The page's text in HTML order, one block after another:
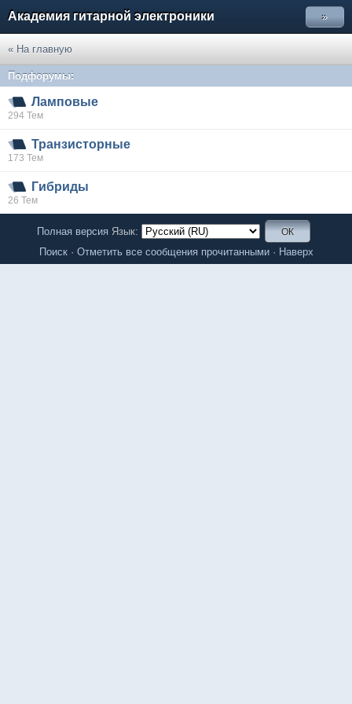
Академия гитарной электроники »
« На главную
Подфорумы:
Ламповые
294 Тем
Транзисторные
173 Тем
Гибриды
26 Тем
Полная версия Язык:
Поиск· Отметить все сообщения прочитанными· Наверх